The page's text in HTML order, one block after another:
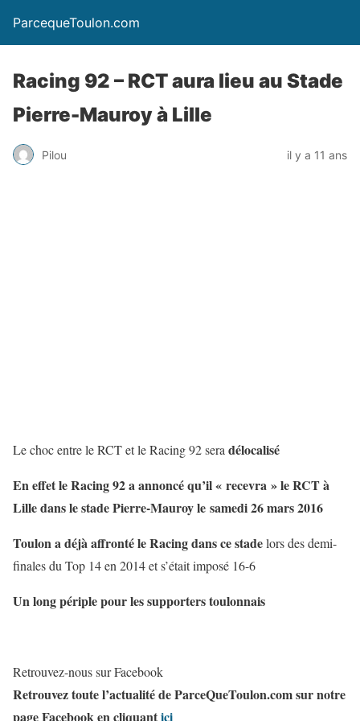
ParcequeToulon.com
Racing 92 – RCT aura lieu au Stade
Pierre-Mauroy à Lille
Pilou il y a 11 ans
Le choc entre le RCT et le Racing 92 sera délocalisé
En effet le Racing 92 a annoncé qu’il « recevra » le RCT à
Lille dans le stade Pierre-Mauroy le samedi 26 mars 2016
Toulon a déjà affronté le Racing dans ce stadelors des demi-
finales du Top 14 en 2014 et s’était imposé 16-6
Un long périple pour les supporters toulonnais
Retrouvez-nous sur Facebook
Retrouvez toute l’actualité de ParceQueToulon.com sur notre
page Facebook en cliquantici